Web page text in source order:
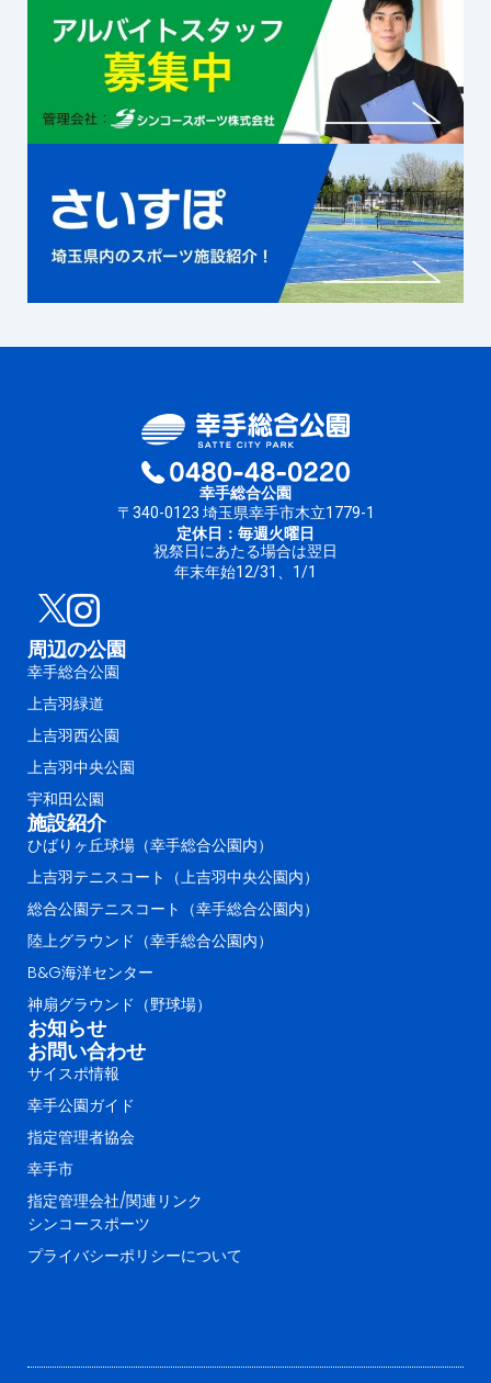
幸手総合公園
〒340-0123 埼玉県幸手市木立1779-1
定休日：毎週火曜日
祝祭日にあたる場合は翌日
年末年始12/31、1/1
施設紹介
ひばりヶ丘球場（幸手総合公園内）
上吉羽テニスコート（上吉羽中央公園内）
総合公園テニスコート（幸手総合公園内）
陸上グラウンド（幸手総合公園内）
B&G海洋センター
神扇グラウンド（野球場）
周辺の公園
幸手総合公園
上吉羽緑道
上吉羽西公園
上吉羽中央公園
宇和田公園
お知らせ
お問い合わせ
サイスポ情報
幸手公園ガイド
指定管理者協会
幸手市
指定管理会社/関連リンク
シンコースポーツ
プライバシーポリシーについて